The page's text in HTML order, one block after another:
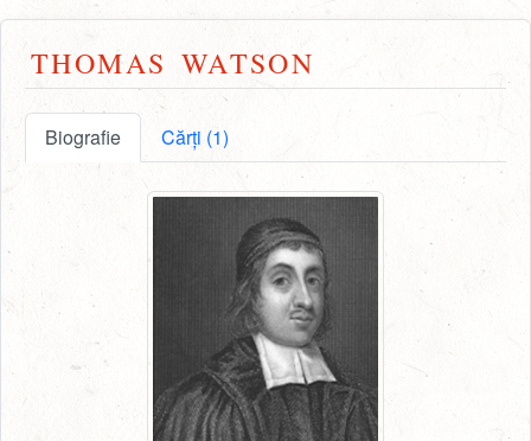
THOMAS WATSON
Biografie Cărți (1)